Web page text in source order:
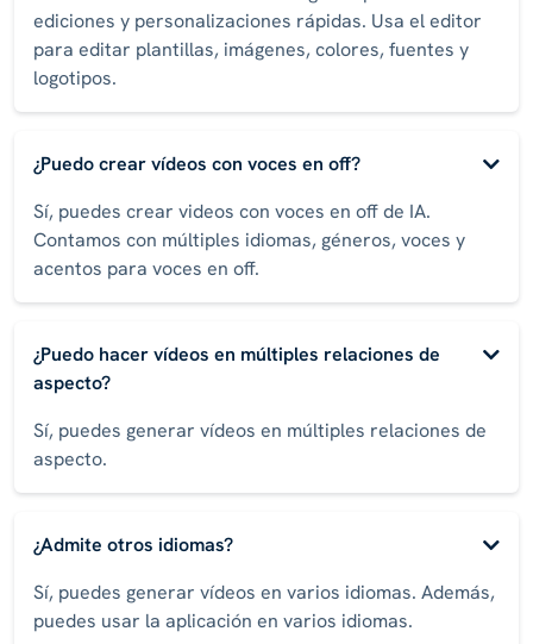
ediciones y personalizaciones rápidas. Usa el editor
para editar plantillas, imágenes, colores, fuentes y
logotipos.
¿Puedo crear vídeos con voces en off?
Sí, puedes crear videos con voces en off de IA.
Contamos con múltiples idiomas, géneros, voces y
acentos para voces en off.
¿Puedo hacer vídeos en múltiples relaciones de
aspecto?
Sí, puedes generar vídeos en múltiples relaciones de
aspecto.
¿Admite otros idiomas?
Sí, puedes generar vídeos en varios idiomas. Además,
puedes usar la aplicación en varios idiomas.